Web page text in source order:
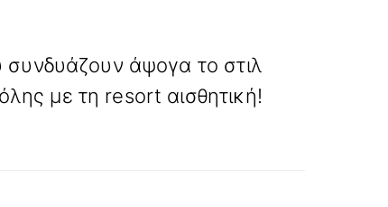
άψογα το στιλ
με τη resort αισθητική!